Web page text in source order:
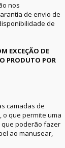
nos
de envio de
de
EXCEÇÃO DE
PRODUTO POR
camadas de
o que permite uma
que poderão fazer
ao manusear,